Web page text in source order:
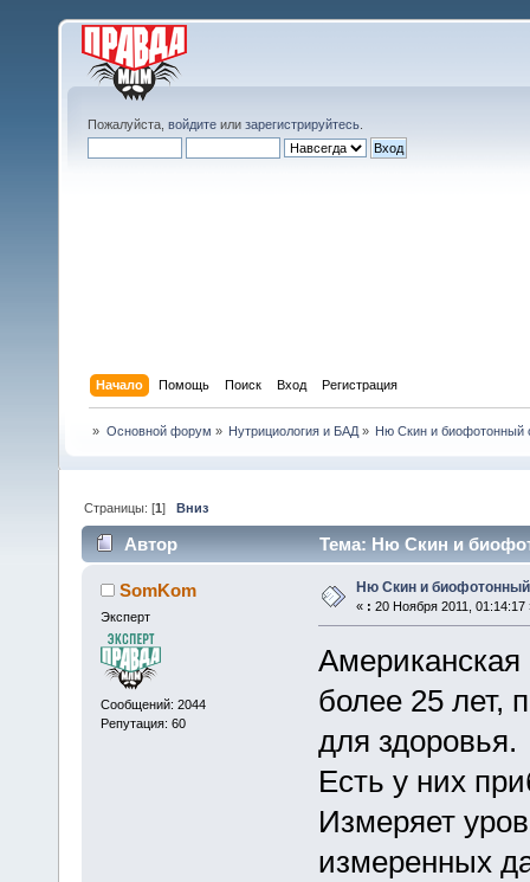
Пожалуйста, войдите или зарегистрируйтесь
Начало Помощь Поиск Вход Регистрация
» Основной форум » Нутрициология и БАД » Ню Скин и биофотонный
Страницы: [1]Вниз
Автор Тема: Ню Скин и
SomKom
Эксперт
Сообщений: 2044
Репутация: 60
Ню Скин и биофотонный
« : 20 Ноября 2011, 01:14:17
более 25 лет,
для здоровья.
Есть у них
Измеряет
измеренных